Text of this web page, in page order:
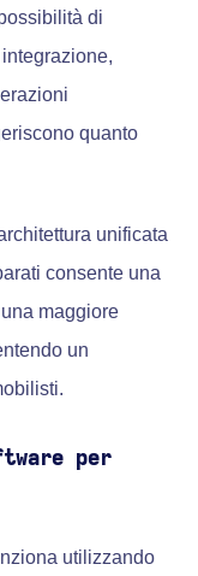
di
quanto
unificata
consente una
maggiore
un
per
utilizzando